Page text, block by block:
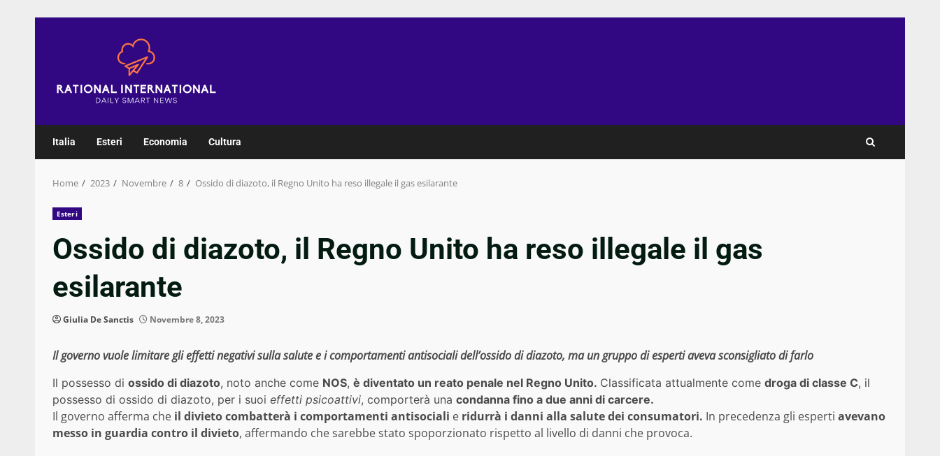
Italia Esteri Economia Cultura
Home 2023 Novembre 8 Ossido di diazoto, il Regno Unito ha reso illegale il gas esilarante
Esteri
Ossido di diazoto, il Regno Unito ha reso illegale il gas
esilarante
Giulia De Sanctis Novembre 8, 2023
Il governo vuole limitare gli effetti negativi sulla salute e i comportamenti antisociali dell’ossido di diazoto, ma un gruppo di esperti aveva sconsigliato di farlo
Il possesso di ossido di diazoto, noto anche come NOS, è diventato un reato penale nel Regno Unito. Classificata attualmente come droga di classe C, il
possesso di ossido di diazoto, per i suoi effetti psicoattivi, comporterà una condanna fino a due anni di carcere.
Il governo afferma che il divieto combatterà i comportamenti antisociali e ridurrà i danni alla salute dei consumatori. In precedenza gli esperti avevano
messo in guardia contro il divieto, affermando che sarebbe stato spoporzionato rispetto al livello di danni che provoca.